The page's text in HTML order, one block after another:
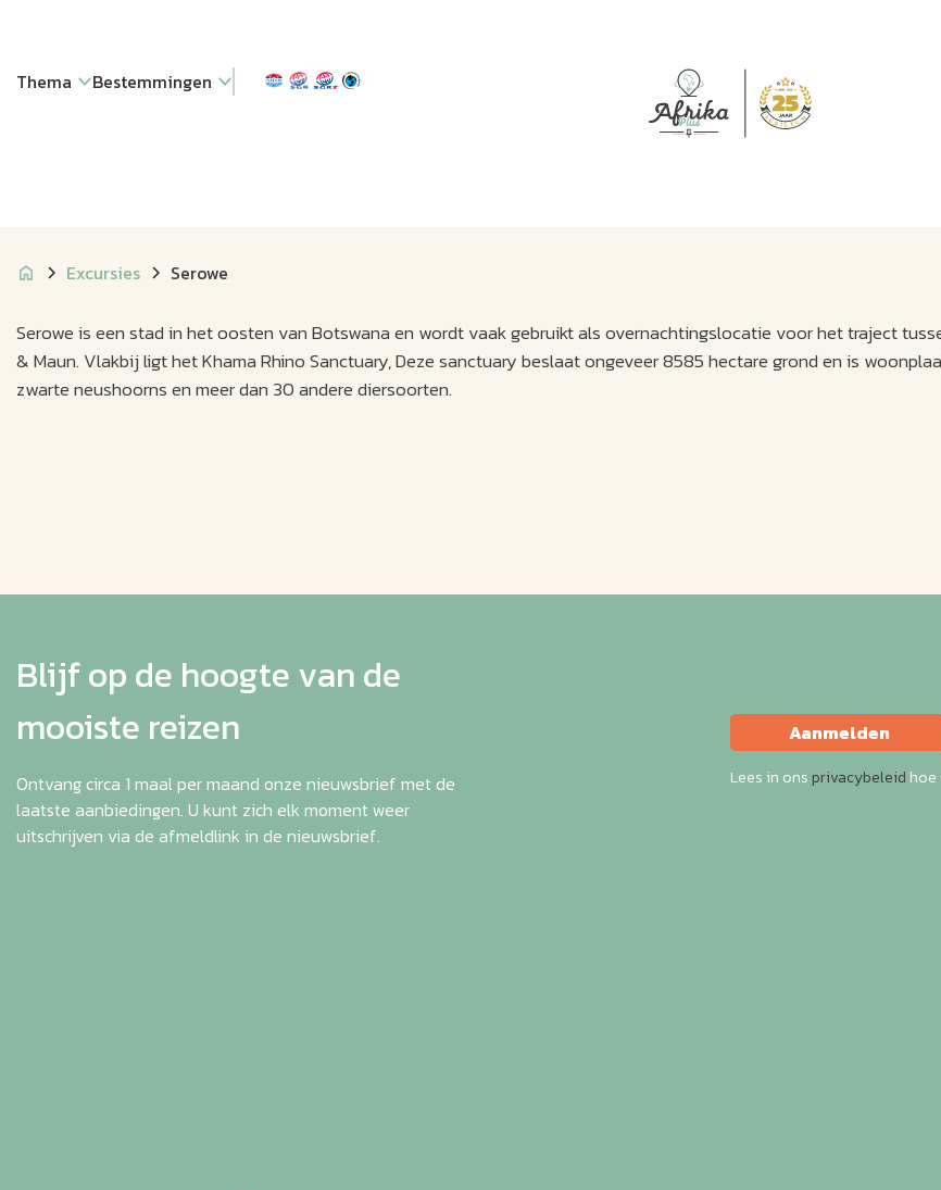
Thema Bestemmingen
JUBIL EUM
Excursies Serowe
Serowe is een stad in het oosten van Botswana en wordt vaak gebruikt als overnachtingslocatie voor het traject
& Maun. Vlakbij ligt het Khama Rhino Sanctuary, Deze sanctuary beslaat ongeveer 8585 hectare grond en is
zwarte neushoorns en meer dan 30 andere diersoorten.
Blijf op de hoogte van de
mooiste reizen
Ontvang circa 1 maal per maand onze nieuwsbrief met de
laatste aanbiedingen. U kunt zich elk moment weer
uitschrijven via de afmeldlink in de nieuwsbrief.
Aanmelden
Lees in ons privacybeleid hoe